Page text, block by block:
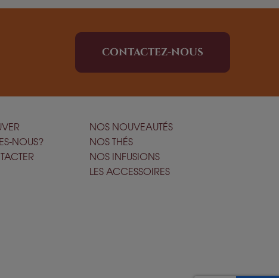
CONTACTEZ-NOUS
NOUS?
NOS NOUVEAUTÉS
NOS THÉS
NOS INFUSIONS
LES ACCESSOIRES